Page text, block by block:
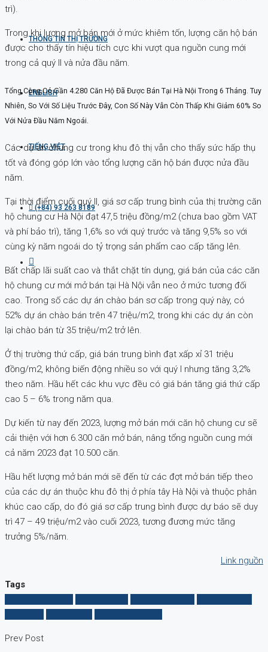
THÔNG TIN THỊ TRƯỜNG
ENGLISH
TIẾNG VIỆT
(+84) 93 263 8189
trì).
Trong khi lượng mở bán mới ở mức khiêm tốn, lượng căn hộ bán
được cho thấy tín hiệu tích cực khi vượt qua nguồn cung mới
trong cả quý II và nửa đầu năm.
Tổng Cộng Có Gần 4.280 Căn Hộ Đã Được Bán Tại Hà Nội Trong 6 Tháng. Tuy
Nhiên, So Với Số Liệu Trước Đây, Con Số Này Vẫn Còn Thấp Khi Giảm 60% So
Với Nửa Đầu Năm Ngoái.
Các dự án chung cư trong khu đô thị vẫn cho thấy sức hấp thụ
tốt và đóng góp lớn vào tổng lượng căn hộ bán được nửa đầu
năm.
Tại thời điểm cuối quý II, giá sơ cấp trung bình của thị trường căn
hộ chung cư Hà Nội đạt 47,5 triệu đồng/m2 (chưa bao gồm VAT
và phí bảo trì), tăng 1,6% so với quý trước và tăng 9,5% so với
cùng kỳ năm ngoái do tỷ trọng sản phẩm cao cấp tăng lên.
Bất chấp lãi suất cao và thắt chặt tín dụng, giá bán của các căn
hộ chung cư mới mở bán tại Hà Nội vẫn neo ở mức tương đối
cao. Trong số các dự án chào bán sơ cấp trong quý này, có
52% dự án chào bán trên 47 triệu/m2, trong khi các dự án còn
lại chào bán từ 35 triệu/m2 trở lên.
Ở thị trường thứ cấp, giá bán trung bình đạt xấp xỉ 31 triệu
đồng/m2, không biến động nhiều so với quý I nhưng tăng 3,2%
theo năm. Hầu hết các khu vực đều có giá bán tăng giá thứ cấp
cao 5 – 6% trong năm qua.
Dự kiến từ nay đến 2023, lượng mở bán mới căn hộ chung cư sẽ
cải thiện với hơn 6.300 căn mở bán, nâng tổng nguồn cung mới
cả năm 2023 đạt 10.500 căn.
Hầu hết lượng mở bán mới sẽ đến từ các đợt mở bán tiếp theo
của các dự án thuộc khu đô thị ở phía tây Hà Nội và thuộc phân
khúc cao cấp, do đó giá sơ cấp trung bình được dự báo sẽ duy
trì 47 – 49 triệu/m2 vào cuối 2023, tương đương mức tăng
trưởng 5%/năm.
Link nguồn
Tags
Prev Post